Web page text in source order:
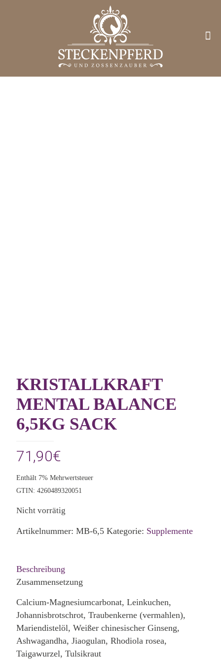
KRISTALLKRAFT
MENTAL BALANCE
6,5KG SACK
71,90€
Enthält 7% Mehrwertsteuer
GTIN: 4260489320051
Nicht vorrätig
Artikelnummer: MB-6,5 Kategorie: Supplemente
Beschreibung
Zusammensetzung
Calcium-Magnesiumcarbonat, Leinkuchen,
Johannisbrotschrot, Traubenkerne (vermahlen),
Mariendistelöl, Weißer chinesischer Ginseng,
Ashwagandha, Jiaogulan, Rhodiola rosea,
Taigawurzel, Tulsikraut